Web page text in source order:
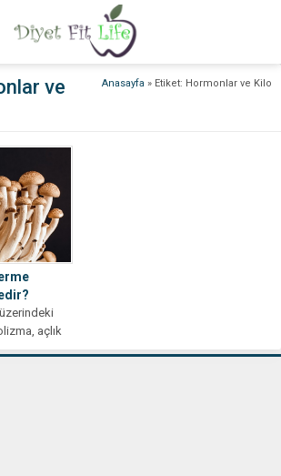
Anasayfa » Etiket: Hormonlar ve Kilo
ve
açlık
sağlıklı